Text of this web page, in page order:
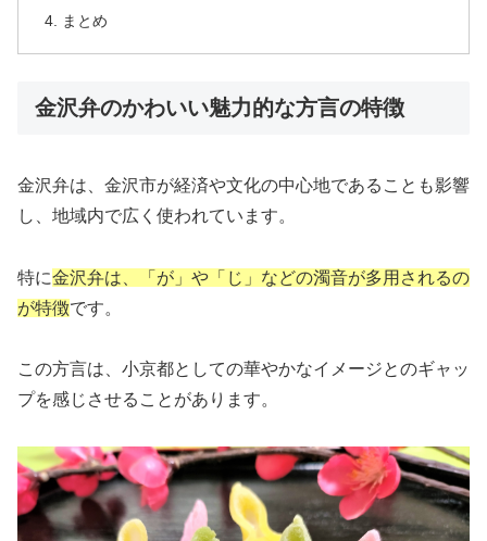
まとめ
金沢弁のかわいい魅力的な方言の特徴
金沢弁は、金沢市が経済や文化の中心地であることも影響
し、地域内で広く使われています。
特に金沢弁は、「が」や「じ」などの濁音が多用されるの
が特徴です。
この方言は、小京都としての華やかなイメージとのギャッ
プを感じさせることがあります。